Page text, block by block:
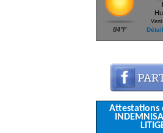
84°F
Attestations